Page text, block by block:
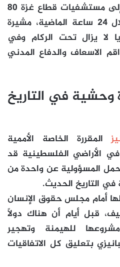
وبينت المصادر أنه وصل إلى مستشفيات قطاع غزة 80
شهيدا، و304 إصابات خلال 24 ساعة الماضية، مشيرة
لا يزال تحت الركام وفي
الاسعاف والدفاع المدني
وحشية في التاريخ
المقررة الخاصة الأممية
الأراضي الفلسطينية قد
المسؤولية عن واحدة من
في التاريخ الحديث.
أمام مجلس حقوق الإنسان
قبل أيام أن هناك دولاً
للهيمنة وتهجير
بتعليق كل الاتفاقيات